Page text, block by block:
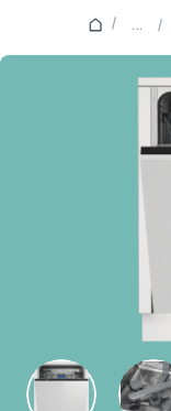
/ ... /